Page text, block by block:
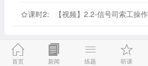
首页

新闻 练题 听课
课时2: 【视频】2.2-信号司索工操